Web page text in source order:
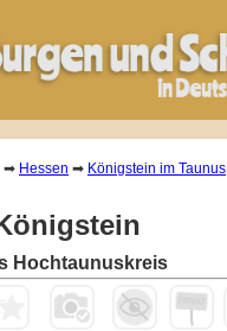
➡ Hessen ➡ Königstein im Taunus
Hochtaunuskreis